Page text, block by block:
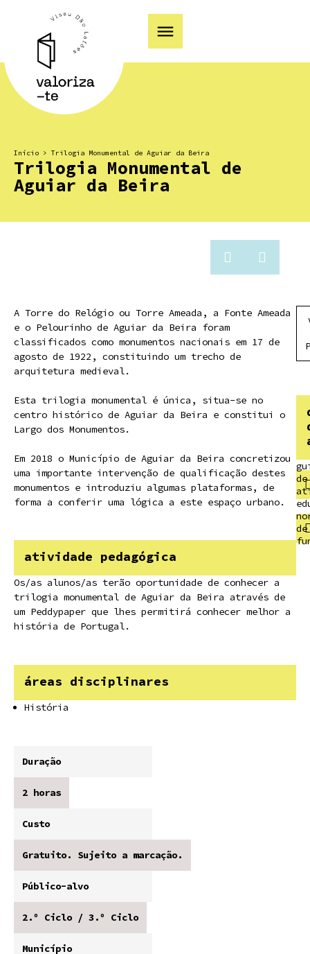
Início > Trilogia Monumental de Aguiar da Beira
Trilogia Monumental de
Aguiar da Beira
A Torre do Relógio ou Torre Ameada, a Fonte Ameada
e o Pelourinho de Aguiar da Beira foram
classificados como monumentos nacionais em 17 de
agosto de 1922, constituindo um trecho de
arquitetura medieval.
Esta trilogia monumental é única, situa-se no
centro histórico de Aguiar da Beira e constitui o
Largo dos Monumentos.
Em 2018 o Município de Aguiar da Beira concretizou
uma importante intervenção de qualificação destes
monumentos e introduziu algumas plataformas, de
forma a conferir uma lógica a este espaço urbano.
atividade pedagógica
Os/as alunos/as terão oportunidade de conhecer a
trilogia monumental de Aguiar da Beira através de
um Peddypaper que lhes permitirá conhecer melhor a
história de Portugal.
áreas disciplinares
História
Duração
2 horas
Custo
Gratuito. Sujeito a marcação.
Público-alvo
2.º Ciclo / 3.º Ciclo
Município
de
de